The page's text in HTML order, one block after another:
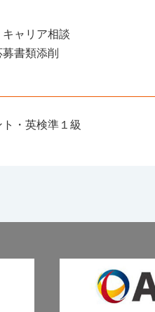
ャリア相談
書類添削
・英検準１級